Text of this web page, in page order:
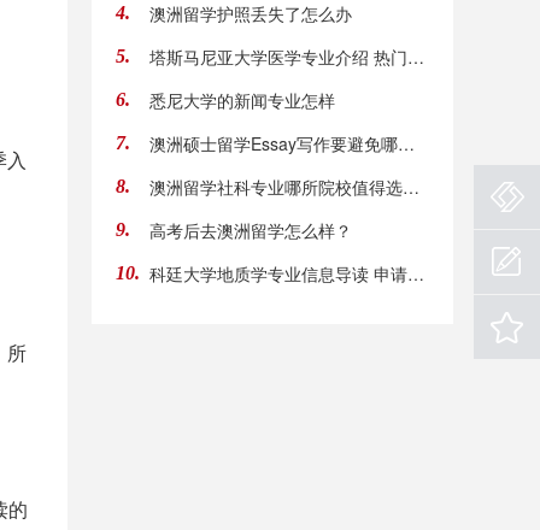
入
所
的
4. 澳洲留学护照丢失了怎么办
5. 塔斯马尼亚大学医学专业介绍 热门专业选到就是
6. 悉尼大学的新闻专业怎样
7. 澳洲硕士留学Essay写作要避免哪些误区
8. 澳洲留学社科专业哪所院校值得选？澳洲留学社
9. 高考后去澳洲留学怎么样？
10. 科廷大学地质学专业信息导读 申请信息助你顺利